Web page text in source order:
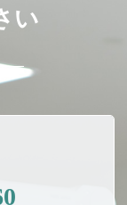
い